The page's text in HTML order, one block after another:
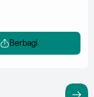
Berbagi